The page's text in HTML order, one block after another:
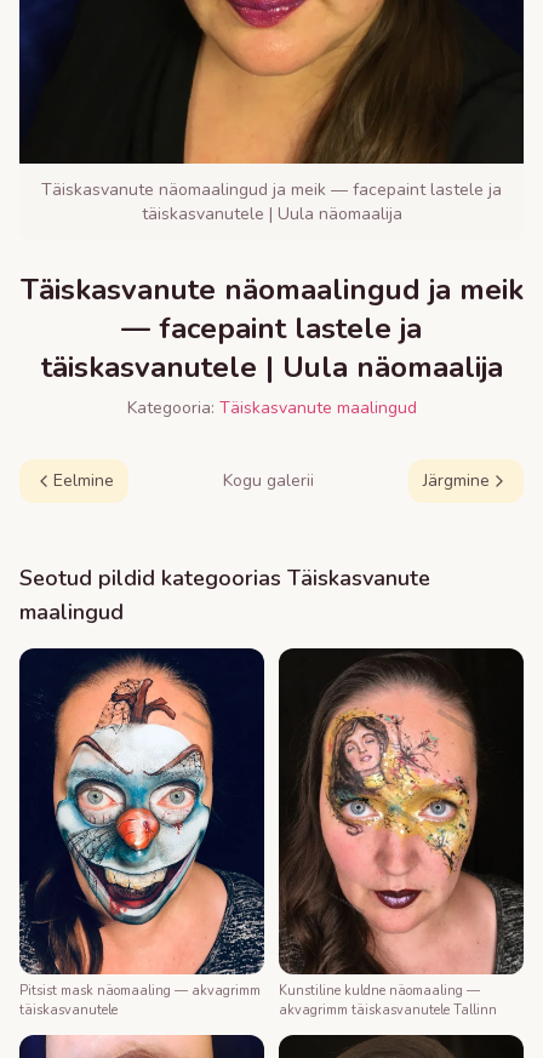
Täiskasvanute näomaalingud ja meik — facepaint lastele ja
täiskasvanutele | Uula näomaalija
Täiskasvanute näomaalingud ja meik
— facepaint lastele ja
täiskasvanutele | Uula näomaalija
Kategooria: Täiskasvanute maalingud
Eelmine Kogu galerii Järgmine
Seotud pildid kategoorias Täiskasvanute
maalingud
Pitsist mask näomaaling — akvagrimm
täiskasvanutele
Kunstiline kuldne näomaaling —
akvagrimm täiskasvanutele Tallinn